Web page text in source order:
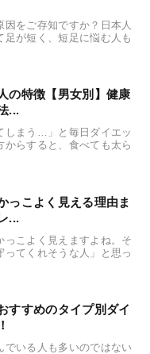
因をご存知ですか？日本人
足が短く、短足に悩む人も
の特徴【男女別】健康
...
しまう…」と毎日ダイエッ
からすると、食べても太ら
っこよく見える理由ま
...
っこよく見えますよね。そ
てくれそうな人」と思っ
すすめのタイプ別ダイ
でいる人も多いのではない